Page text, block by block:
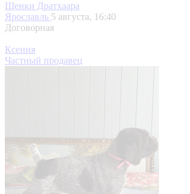
Щенки Дратхаара
Ярославль 5 августа, 16:40
Договорная
Ксения
Частный продавец